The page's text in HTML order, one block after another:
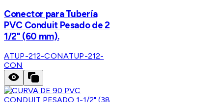
Conector para Tubería
PVC Conduit Pesado de 2
1/2" (60 mm).
ATUP-212-CONATUP-212-
CON